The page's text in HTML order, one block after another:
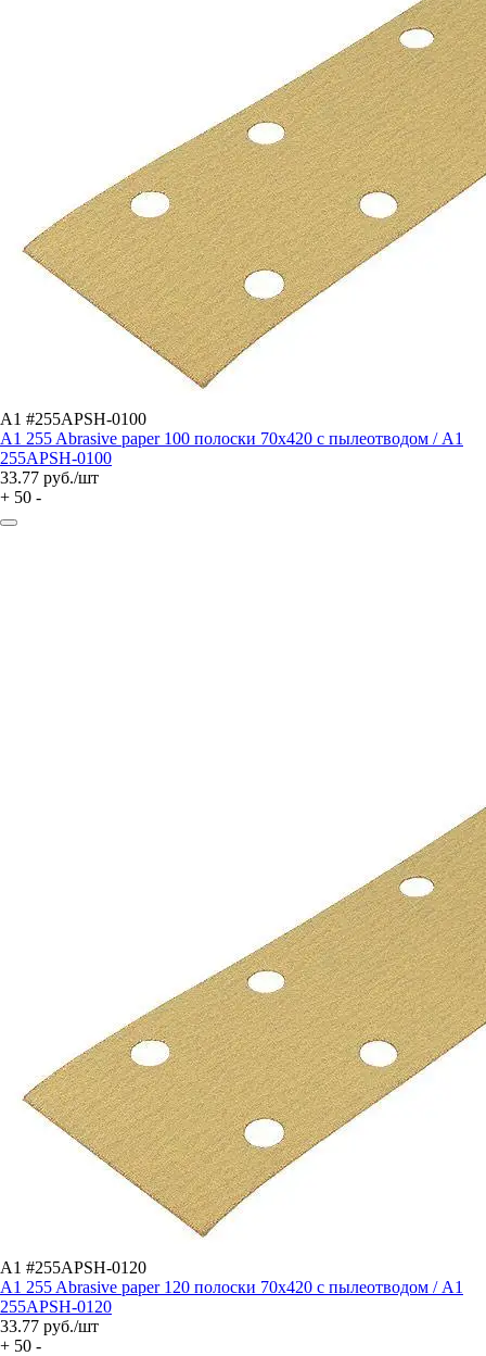
A1 #255APSH-0100
A1 255 Abrasive paper 100 полоски 70x420 с пылеотводом / A1
255APSH-0100
33.77 руб./шт
+ 50 -
A1 #255APSH-0120
A1 255 Abrasive paper 120 полоски 70x420 с пылеотводом / A1
255APSH-0120
33.77 руб./шт
+ 50 -